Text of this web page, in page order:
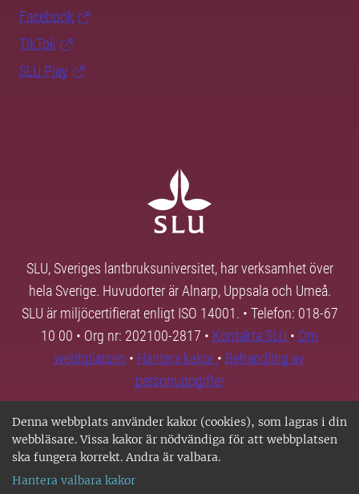
Denna webbplats använder kakor (cookies), som lagras i din
webbläsare. Vissa kakor är nödvändiga för att webbplatsen
ska fungera korrekt. Andra är valbara.
Hantera valbara kakor
Facebook
TikTok
SLU Play
SLU, Sveriges lantbruksuniversitet, har verksamhet över
hela Sverige. Huvudorter är Alnarp, Uppsala och Umeå.
SLU är miljöcertifierat enligt ISO 14001. • Telefon: 018-67
10 00 • Org nr: 202100-2817 • Kontakta SLU • Om
webbplatsen • Hantera kakor • Behandling av
personuppgifter